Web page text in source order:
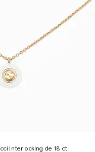
Interlocking de 18 ct